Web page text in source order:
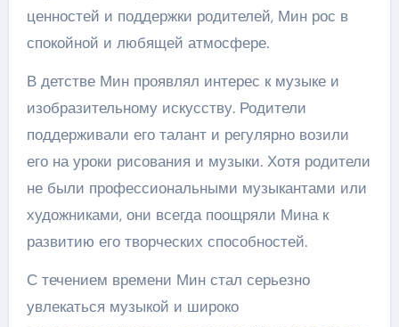
ценностей и поддержки родителей, Мин рос в
спокойной и любящей атмосфере.
В детстве Мин проявлял интерес к музыке и
изобразительному искусству. Родители
поддерживали его талант и регулярно возили
его на уроки рисования и музыки. Хотя родители
не были профессиональными музыкантами или
художниками, они всегда поощряли Мина к
развитию его творческих способностей.
С течением времени Мин стал серьезно
увлекаться музыкой и широко